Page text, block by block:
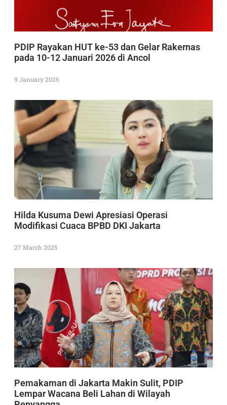
PDIP Rayakan HUT ke-53 dan Gelar Rakernas
pada 10-12 Januari 2026 di Ancol
9 January 2026
Hilda Kusuma Dewi Apresiasi Operasi
Modifikasi Cuaca BPBD DKI Jakarta
27 March 2025
Pemakaman di Jakarta Makin Sulit, PDIP
Lempar Wacana Beli Lahan di Wilayah